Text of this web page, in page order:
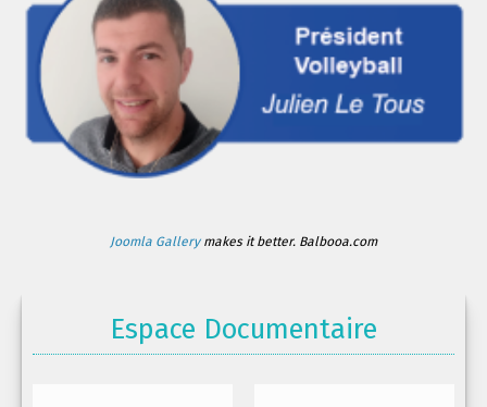
Joomla Gallerymakes it better. Balbooa.com
Espace Documentaire